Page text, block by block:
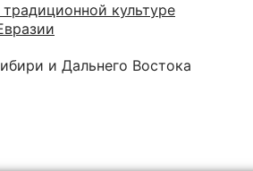
культуре
и Дальнего Востока